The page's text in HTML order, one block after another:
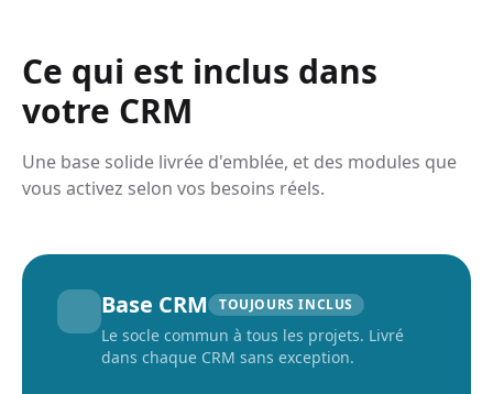
Ce qui est inclus dans
votre CRM
Une base solide livrée d'emblée, et des modules que
vous activez selon vos besoins réels.
Base CRM TOUJOURS INCLUS
Le socle commun à tous les projets. Livré
dans chaque CRM sans exception.